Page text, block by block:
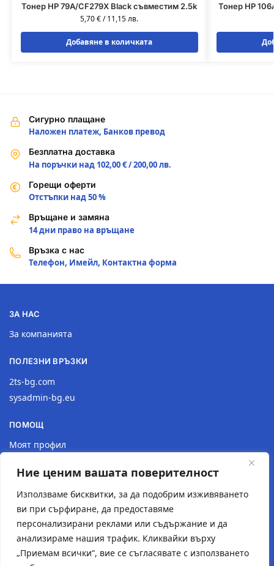
Ние ценим вашата поверителност
Използваме бисквитки, за да подобрим изживяването
ви при сърфиране, да предоставяме
персонализирани реклами или съдържание и да
анализираме нашия трафик. Кликвайки върху
„Приемам всички“, вие се съгласявате с използването
Тонер HP 79A/CF279X Black съвместим 2.5k
5,70€/11,15лв.
Добавяне в количката
Тонер HP
Сигурно плащане
Наложен платеж, Банков превод
Безплатна доставка
На поръчки над 102,00 € / 200,00 лв.
Горещи оферти
Отстъпки над 50 %
Връщане и замяна
14 дни право на връщане
Връзка с нас
Телефон, Имейл, Контактна форма
ЗА НАС
За компанията
ПОЛЕЗНИ ВРЪЗКИ
2ts-bg.com
sysadmin-bg.eu
ПОМОЩ
Моят профил
Връщане на продукт
Политика за поверителност
Местоположение
Контактна форма